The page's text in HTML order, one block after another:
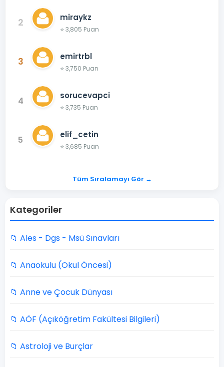
2 miraykz
⭐ 3,805 Puan
3 emirtrbl
⭐ 3,750 Puan
4 sorucevapci
⭐ 3,735 Puan
5 elif_cetin
⭐ 3,685 Puan
Tüm Sıralamayı Gör →
Kategoriler
📁 Ales - Dgs - Msü Sınavları
📁 Anaokulu (Okul Öncesi)
📁 Anne ve Çocuk Dünyası
📁 AÖF (Açıköğretim Fakültesi Bilgileri)
📁 Astroloji ve Burçlar